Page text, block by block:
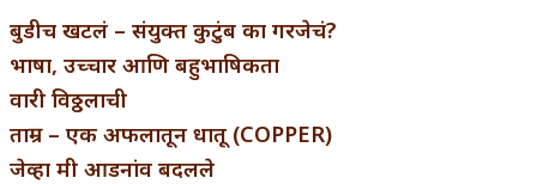
बुडीच खटलं – संयुक्त कुटुंब का गरजेचं?
भाषा, उच्चार आणि बहुभाषिकता
वारी विठ्ठलाची
ताम्र – एक अफलातून धातू (COPPER)
जेव्हा मी आडनांव बदलले